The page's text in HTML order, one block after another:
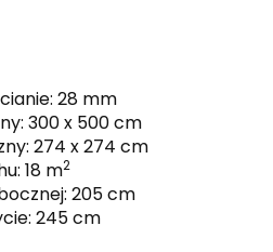
28 mm
300 x 500 cm
274 x 274 cm
18 m2
205 cm
245 cm